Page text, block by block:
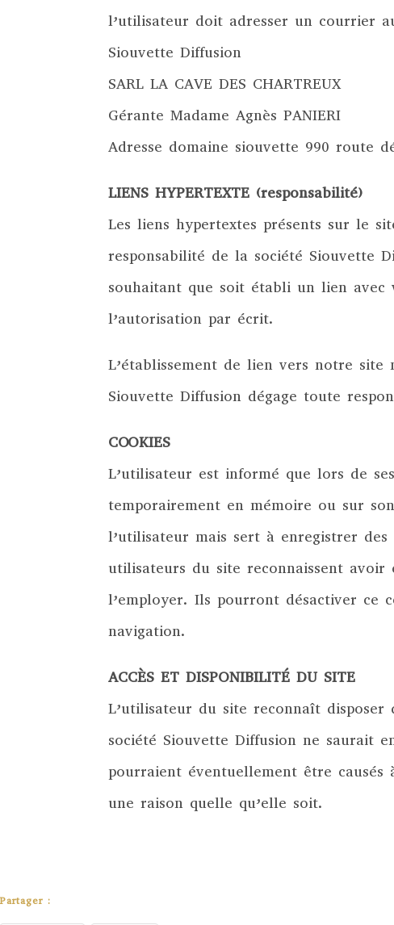
l’utilisateur doit adresser un courrier
Siouvette Diffusion
SARL LA CAVE DES CHARTREUX
Gérante Madame Agnès PANIERI
Adresse domaine siouvette 990 route
LIENS HYPERTEXTE (responsabilité)
Les liens hypertextes présents sur le
responsabilité de la société Siouvette
souhaitant que soit établi un lien
l’autorisation par écrit.
L’établissement de lien vers notre site
Siouvette Diffusion dégage toute
COOKIES
L’utilisateur est informé que lors de
temporairement en mémoire ou sur
l’utilisateur mais sert à enregistrer
utilisateurs du site reconnaissent
l’employer. Ils pourront désactiver ce
navigation.
ACCÈS ET DISPONIBILITÉ DU SITE
L’utilisateur du site reconnaît
société Siouvette Diffusion ne saurait
pourraient éventuellement être
une raison quelle qu’elle soit.
Partager :